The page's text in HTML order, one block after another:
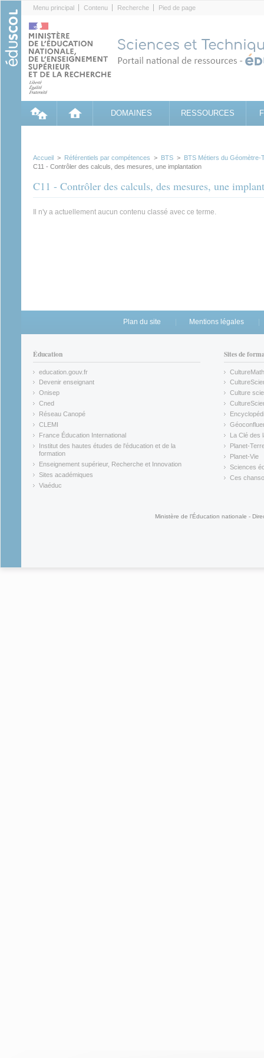
Menu principal Contenu Recherche Pied de page
DOMAINES RESSOURCES
Accueil > Référentiels par compétences > BTS > BTS Métiers du Géomètre-
C11 - Contrôler des calculs, des mesures, une implantation
C11 - Contrôler des calculs, des mesures, une
Il n'y a actuellement aucun contenu classé avec ce terme.
Plan du site Mentions légales
Éducation
education.gouv.fr
(link is external)
Devenir enseignant
(link is external)
Onisep
(link is external)
Cned
(link is external)
Réseau Canopé
(link is external)
CLEMI
(link is external)
France Éducation International
(link is external)
Institut des hautes études de l'éducation et de la
formation
(link is external)
Enseignement supérieur, Recherche et Innovation
(link is external)
Sites académiques
(link is external)
Viaéduc
Sites de
CultureMath
(link is
(link is
Culture
(link is
(link is
(link is
La Clé des
(link is
Planet-
(link is
Planet-Vie
(link is
Sciences
(link is
Ces
Ministère de l'Éducation nationale -